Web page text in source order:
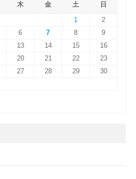
木 金 土
日
1
2
6 7 8
9
13 14 15
16
20 21 22
23
27 28 29
30